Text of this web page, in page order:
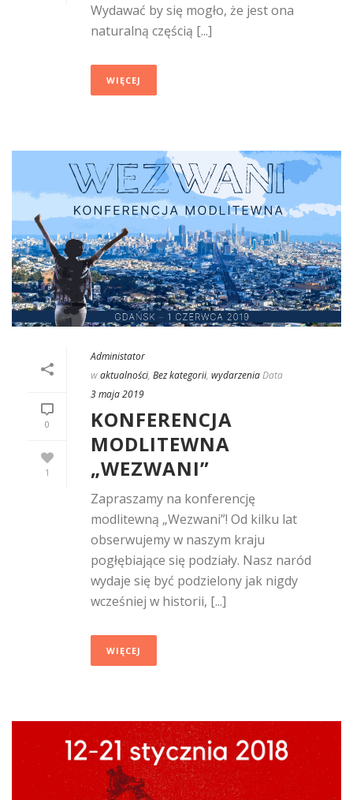
Wydawać by się mogło, że jest ona
naturalną częścią [...]
WIĘCEJ
0
1
Administator
waktualności, Bez kategorii, wydarzeniaData
3 maja 2019
KONFERENCJA
MODLITEWNA
„WEZWANI”
Zapraszamy na konferencję
modlitewną „Wezwani”! Od kilku lat
obserwujemy w naszym kraju
pogłębiające się podziały. Nasz naród
wydaje się być podzielony jak nigdy
wcześniej w historii, [...]
WIĘCEJ